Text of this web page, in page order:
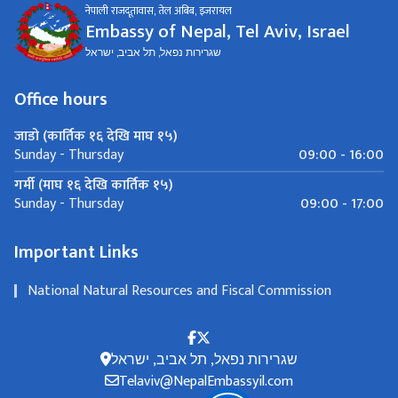
नेपाली राजदूतावास, तेल अबिब, ‍इजरायल
Embassy of Nepal, Tel Aviv, Israel
שגרירות נפאל, תל אביב, ישראל
Office hours
जाडो (कार्तिक १६ देखि माघ १५)
Sunday - Thursday
09:00 - 16:00
गर्मी (माघ १६ देखि कार्तिक १५)
Sunday - Thursday 09:00 - 17:00
Important Links
National Natural Resources and Fiscal Commission
שגרירות נפאל, תל אביב, ישראל
Telaviv@NepalEmbassyil.com